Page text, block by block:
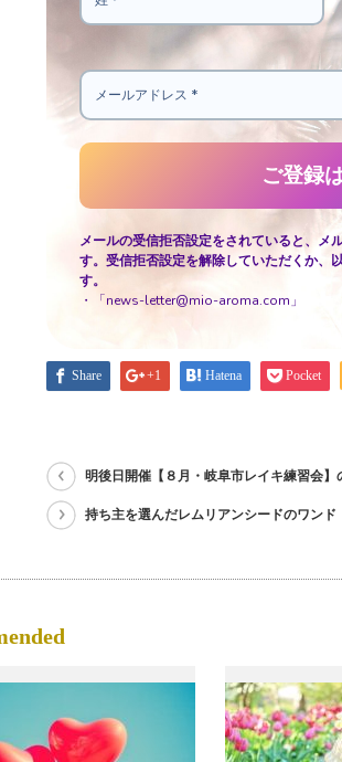
メールの受信拒否設定をされていると、メ
す。受信拒否設定を解除していただくか、
す。
・「news-letter@mio-aroma.com」
Share +1 Hatena Pocket
明後日開催【８月・岐阜市レイキ練習会】
持ち主を選んだレムリアンシードのワンド